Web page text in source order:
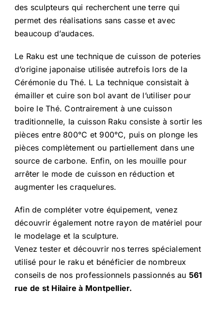
des sculpteurs qui recherchent une terre qui
permet des réalisations sans casse et avec
beaucoup d’audaces.
Le Raku est une technique de cuisson de poteries
d’origine japonaise utilisée autrefois lors de la
Cérémonie du Thé. L La technique consistait à
émailler et cuire son bol avant de l’utiliser pour
boire le Thé. Contrairement à une cuisson
traditionnelle, la cuisson Raku consiste à sortir les
pièces entre 800°C et 900°C, puis on plonge les
pièces complètement ou partiellement dans une
source de carbone. Enfin, on les mouille pour
arrêter le mode de cuisson en réduction et
augmenter les craquelures.
Afin de compléter votre équipement, venez
découvrir également notre rayon de matériel pour
le modelage et la sculpture.
Venez tester et découvrir nos terres spécialement
utilisé pour le raku et bénéficier de nombreux
conseils de nos professionnels passionnés au 561
rue de st Hilaire à Montpellier.